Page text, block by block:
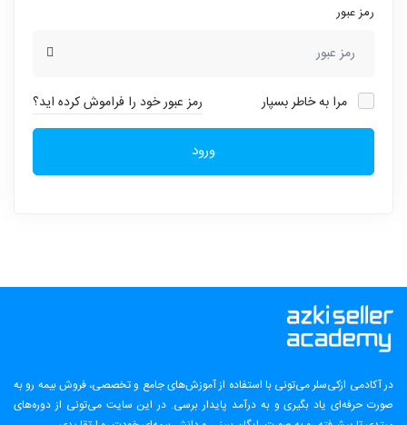
رمز عبور
مرا به خاطر بسپار رمز عبور خود را فراموش کرده اید؟
ورود
در آکادمی ازکی‌سلر می‌تونی با استفاده از آموزش‌های جامع و تخصصی، فروش بیمه رو به
صورت حرفه‌ای یاد بگیری و به درآمد پایدار برسی. در این سایت می‌تونی از دوره‌های